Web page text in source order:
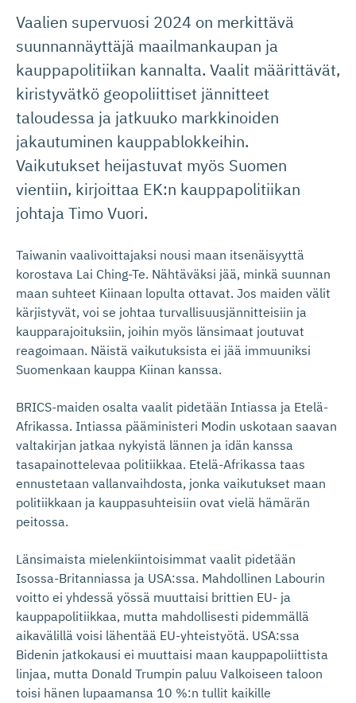
Vaalien supervuosi 2024 on merkittävä
suunnannäyttäjä maailmankaupan ja
kauppapolitiikan kannalta. Vaalit määrittävät,
kiristyvätkö geopoliittiset jännitteet
taloudessa ja jatkuuko markkinoiden
jakautuminen kauppablokkeihin.
Vaikutukset heijastuvat myös Suomen
vientiin, kirjoittaa EK:n kauppapolitiikan
johtaja Timo Vuori.
Taiwanin vaalivoittajaksi nousi maan itsenäisyyttä
korostava Lai Ching-Te. Nähtäväksi jää, minkä suunnan
maan suhteet Kiinaan lopulta ottavat. Jos maiden välit
kärjistyvät, voi se johtaa turvallisuusjännitteisiin ja
kaupparajoituksiin, joihin myös länsimaat joutuvat
reagoimaan. Näistä vaikutuksista ei jää immuuniksi
Suomenkaan kauppa Kiinan kanssa.
BRICS-maiden osalta vaalit pidetään Intiassa ja Etelä-
Afrikassa. Intiassa pääministeri Modin uskotaan saavan
valtakirjan jatkaa nykyistä lännen ja idän kanssa
tasapainottelevaa politiikkaa. Etelä-Afrikassa taas
ennustetaan vallanvaihdosta, jonka vaikutukset maan
politiikkaan ja kauppasuhteisiin ovat vielä hämärän
peitossa.
Länsimaista mielenkiintoisimmat vaalit pidetään
Isossa-Britanniassa ja USA:ssa. Mahdollinen Labourin
voitto ei yhdessä yössä muuttaisi brittien EU- ja
kauppapolitiikkaa, mutta mahdollisesti pidemmällä
aikavälillä voisi lähentää EU-yhteistyötä. USA:ssa
Bidenin jatkokausi ei muuttaisi maan kauppapoliittista
linjaa, mutta Donald Trumpin paluu Valkoiseen taloon
toisi hänen lupaamansa 10 %:n tullit kaikille